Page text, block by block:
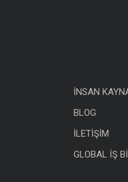
İNSAN
BLOG
İLETİŞİM
GLOBAL İŞ